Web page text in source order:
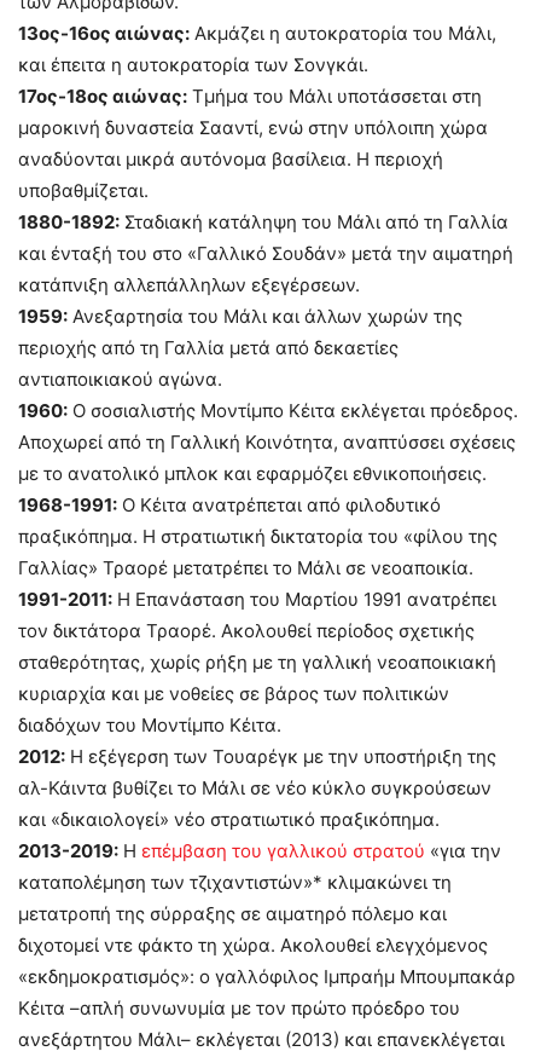
13ος-16ος αιώνας: Ακμάζει η αυτοκρατορία του Μάλι,
και έπειτα η αυτοκρατορία των Σονγκάι.
17ος-18ος αιώνας: Τμήμα του Μάλι υποτάσσεται στη
μαροκινή δυναστεία Σααντί, ενώ στην υπόλοιπη χώρα
αναδύονται μικρά αυτόνομα βασίλεια. Η περιοχή
υποβαθμίζεται.
1880-1892: Σταδιακή κατάληψη του Μάλι από τη Γαλλία
και ένταξή του στο «Γαλλικό Σουδάν» μετά την αιματηρή
κατάπνιξη αλλεπάλληλων εξεγέρσεων.
1959: Ανεξαρτησία του Μάλι και άλλων χωρών της
περιοχής από τη Γαλλία μετά από δεκαετίες
αντιαποικιακού αγώνα.
1960: Ο σοσιαλιστής Μοντίμπο Κέιτα εκλέγεται πρόεδρος.
Αποχωρεί από τη Γαλλική Κοινότητα, αναπτύσσει σχέσεις
με το ανατολικό μπλοκ και εφαρμόζει εθνικοποιήσεις.
1968-1991: Ο Κέιτα ανατρέπεται από φιλοδυτικό
πραξικόπημα. Η στρατιωτική δικτατορία του «φίλου της
Γαλλίας» Τραορέ μετατρέπει το Μάλι σε νεοαποικία.
1991-2011: Η Επανάσταση του Μαρτίου 1991 ανατρέπει
τον δικτάτορα Τραορέ. Ακολουθεί περίοδος σχετικής
σταθερότητας, χωρίς ρήξη με τη γαλλική νεοαποικιακή
κυριαρχία και με νοθείες σε βάρος των πολιτικών
διαδόχων του Μοντίμπο Κέιτα.
2012: Η εξέγερση των Τουαρέγκ με την υποστήριξη της
αλ-Κάιντα βυθίζει το Μάλι σε νέο κύκλο συγκρούσεων
και «δικαιολογεί» νέο στρατιωτικό πραξικόπημα.
2013-2019: Η επέμβαση του γαλλικού στρατού «για την
καταπολέμηση των τζιχαντιστών»* κλιμακώνει τη
μετατροπή της σύρραξης σε αιματηρό πόλεμο και
διχοτομεί ντε φάκτο τη χώρα. Ακολουθεί ελεγχόμενος
«εκδημοκρατισμός»: ο γαλλόφιλος Ιμπραήμ Μπουμπακάρ
Κέιτα –απλή συνωνυμία με τον πρώτο πρόεδρο του
ανεξάρτητου Μάλι– εκλέγεται (2013) και επανεκλέγεται